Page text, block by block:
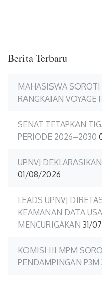
Berita Terbaru
MAHASISWA
RANGKAIAN VOYAGE
SENAT TETAPKAN
PERIODE 2026–2030
UPNVJ
01/08/2026
LEADS UPNVJ
KEAMANAN DATA
MENCURIGAKAN 31/
KOMISI III MPM
PENDAMPINGAN P3M